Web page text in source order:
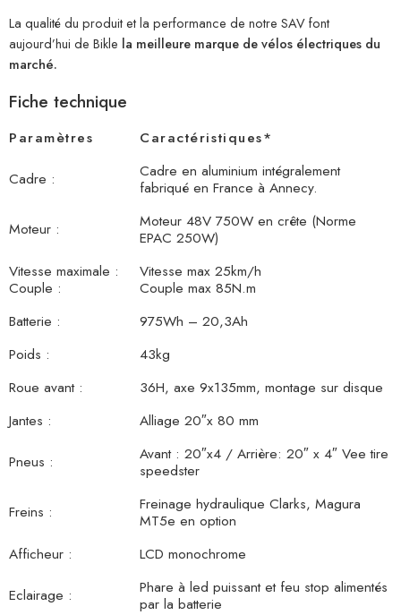
La qualité du produit et la performance de notre SAV font
aujourd’hui de Bikle la meilleure marque de vélos électriques du
marché.
Fiche technique
Paramètres
Caractéristiques*
Cadre :
Cadre en aluminium intégralement
fabriqué en France à Annecy.
Moteur :
Moteur 48V 750W en crête (Norme
EPAC 250W)
Vitesse maximale :
Couple :
Vitesse max 25km/h
Couple max 85N.m
Batterie :
975Wh – 20,3Ah
Poids :
43kg
Roue avant :
36H, axe 9x135mm, montage sur disque
Jantes :
Alliage 20″x 80 mm
Pneus :
Avant : 20″x4 / Arrière: 20″ x 4″ Vee tire
speedster
Freins :
Freinage hydraulique Clarks, Magura
MT5e en option
Afficheur :
LCD monochrome
Eclairage :
Phare à led puissant et feu stop alimentés
par la batterie